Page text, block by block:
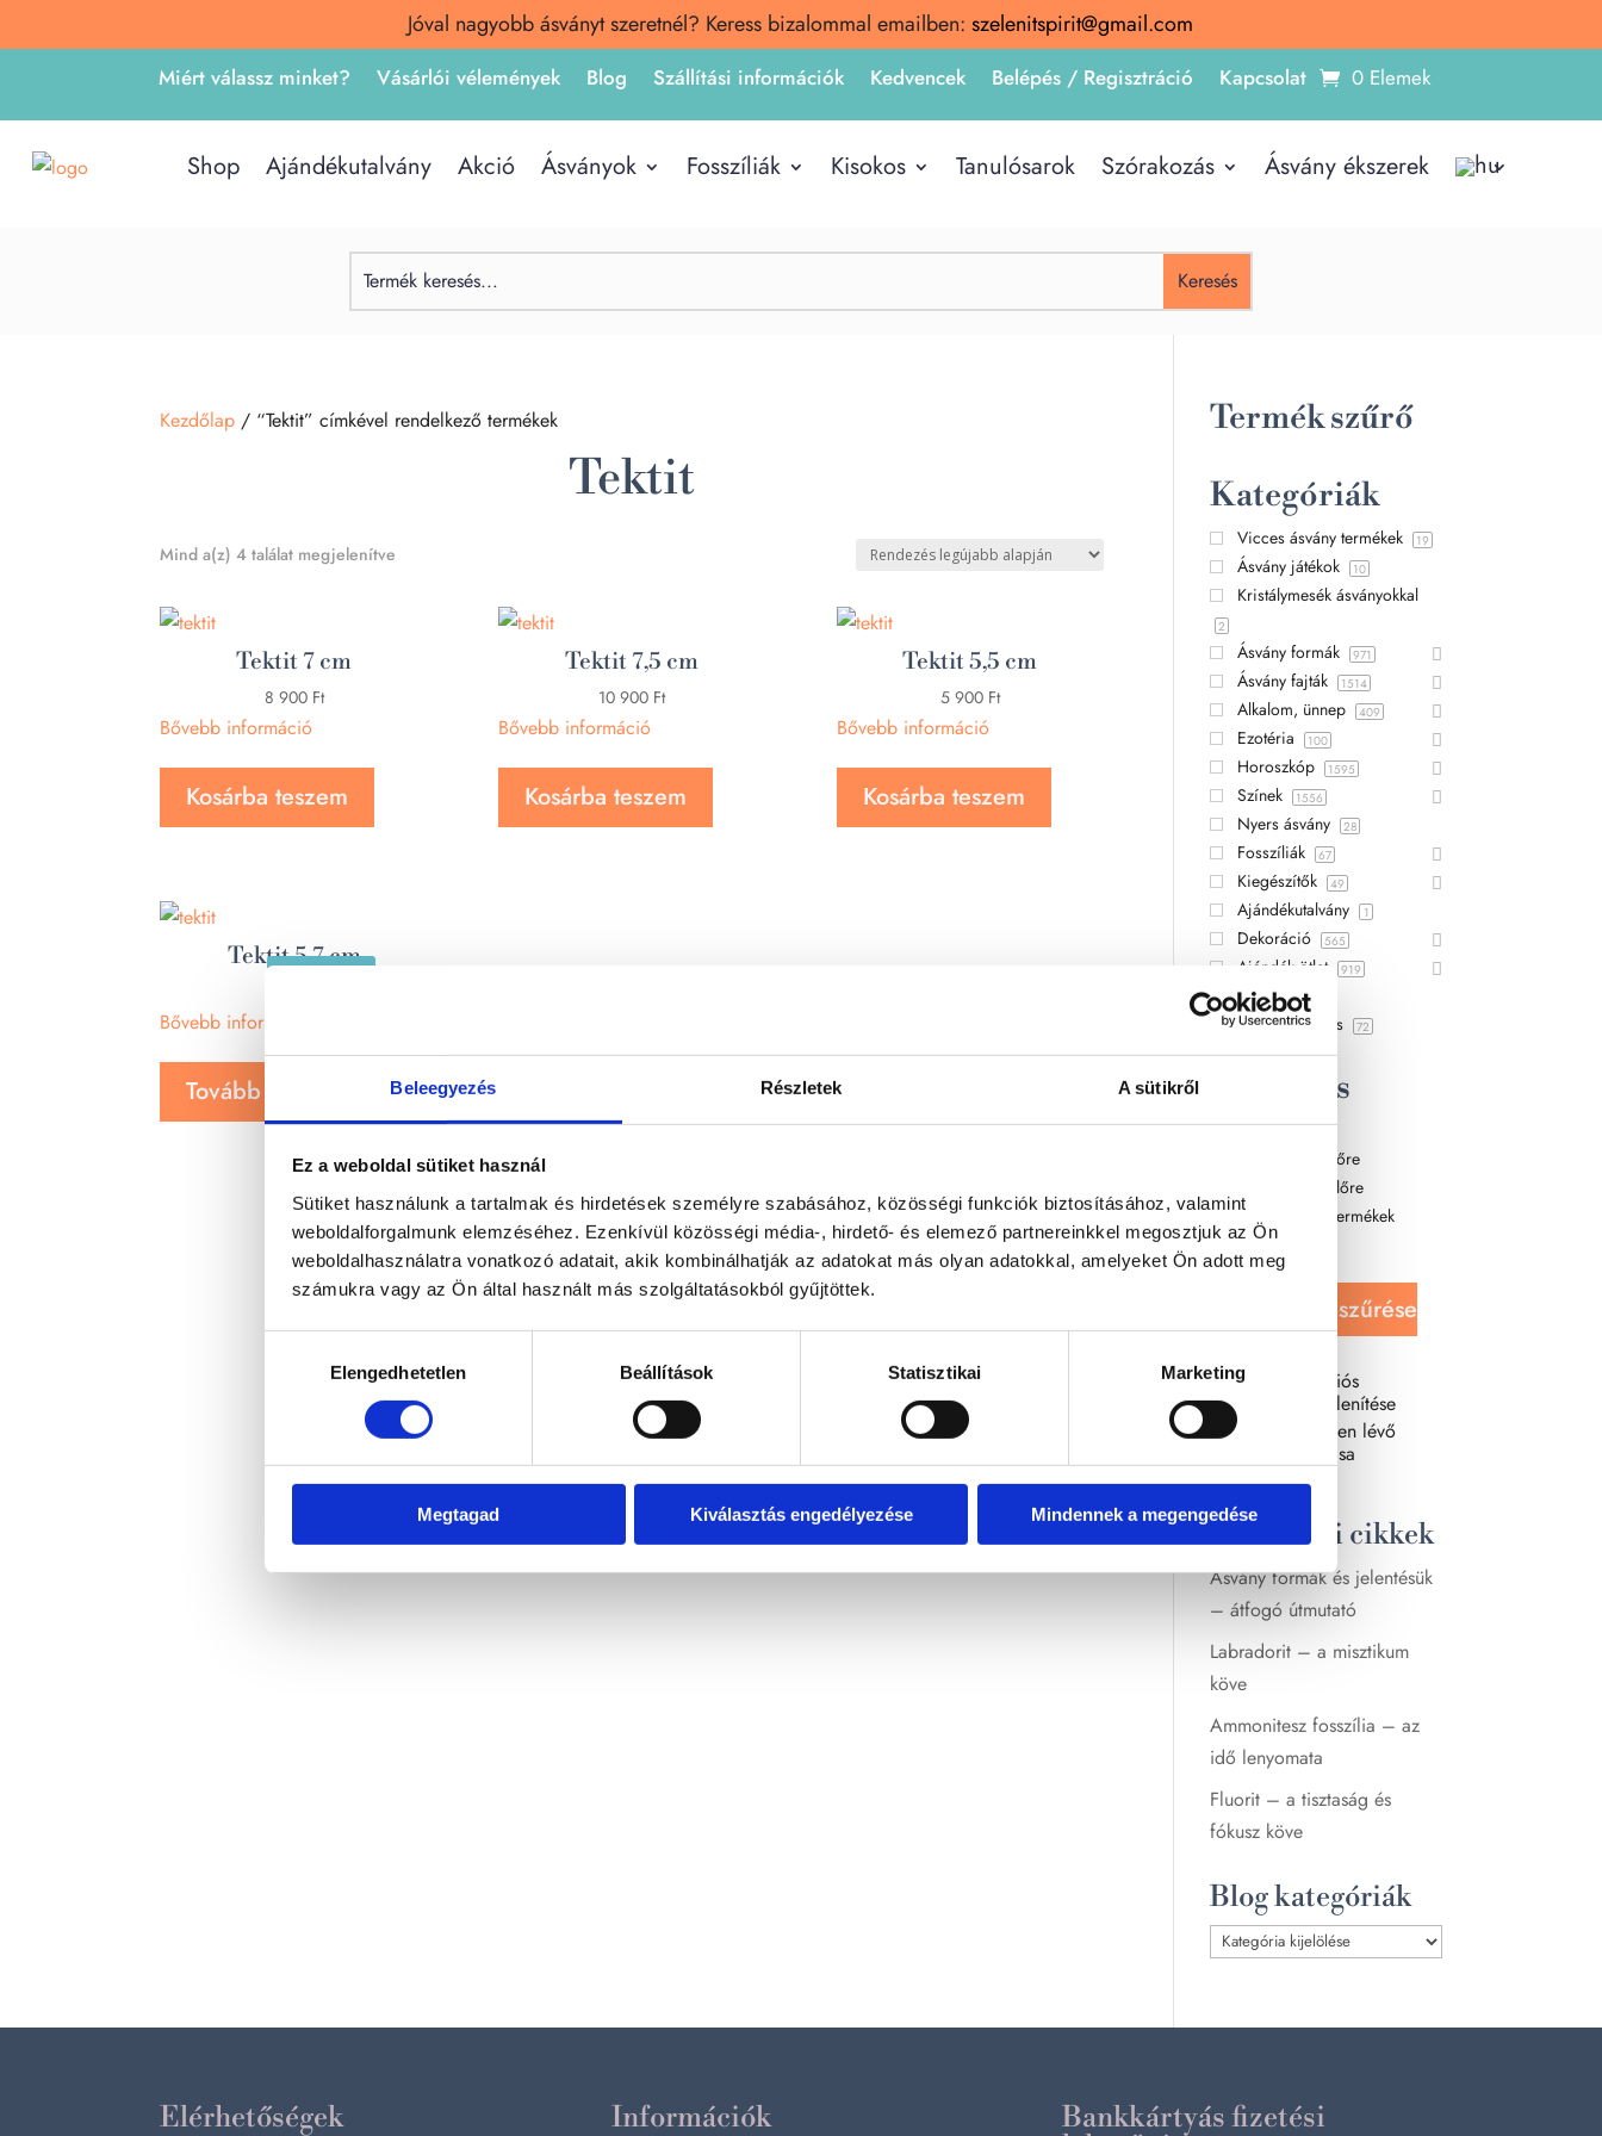
Beleegyezés Részletek A sütikről
Ez a weboldal sütiket használ
Sütiket használunk a tartalmak és hirdetések személyre szabásához, közösségi funkciók biztosításához, valamint
weboldalforgalmunk elemzéséhez. Ezenkívül közösségi média-, hirdető- és elemező partnereinkkel megosztjuk az Ön
weboldalhasználatra vonatkozó adatait, akik kombinálhatják az adatokat más olyan adatokkal, amelyeket Ön adott meg
számukra vagy az Ön által használt más szolgáltatásokból gyűjtöttek.
kiválasztásaElengedhetetlen Beállítások Statisztikai Marketing
Megtagad Kiválasztás engedélyezése Mindennek a megengedése
Jóval nagyobb ásványt szeretnél? Keress bizalommal emailben: szelenitspirit@gmail.com
Miért válassz minket? Vásárlói vélemények Blog Szállítási információk Kedvencek Belépés / Regisztráció Kapcsolat 0 Elemek
Shop Ajándékutalvány Akció Ásványok Fosszíliák Kisokos Tanulósarok Szórakozás Ásvány ékszerek
Kezdőlap / “Tektit” címkével rendelkező termékek
Tektit
Mind a(z) 4 találat megjelenítve
Tektit 7 cm
8 900 Ft
Bővebb információ
Kosárba teszem
Tektit 7,5 cm
10 900 Ft
Bővebb információ
Kosárba teszem
Tektit 5,5 cm
5 900 Ft
Bővebb információ
Kosárba teszem
ELFOGYOTT
Tektit 5,7 cm
Bővebb információ
Tovább olvasom
Termék szűrő
Kategóriák
Vicces ásvány termékek 19
Ásvány játékok 10
Kristálymesék ásványokkal
2
Ásvány formák 971
Ásvány fajták 1514
Alkalom, ünnep 409
Ezotéria 100
Horoszkóp 1595
Színek 1556
Nyers ásvány 28
Fosszíliák 67
Kiegészítők 49
Ajándékutalvány 1
Dekoráció 565
Ajándék ötlet 919
Hibás áru
Szépségápolás 72
Rendezés
Újabbak
Legolcsóbb előre
Legdrágább előre
Véletlenszerű termékek
Terméknév
Kijelöltek szűrése
Csak az akciós
termékek megjelenítése
Csak készleten lévő
termékek mutatása
Legutóbbi cikkek
Ásvány formák és jelentésük
– átfogó útmutató
Labradorit – a misztikum
köve
Ammonitesz fosszília – az
idő lenyomata
Fluorit – a tisztaság és
fókusz köve
Blog kategóriák
Blog
Elérhetőségek Információk
Bankkártyás fizetési